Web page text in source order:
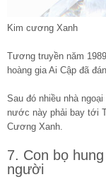
Kim cương Xanh
Tương truyền năm
hoàng gia Ai Cập đã
Sau đó nhiều nhà
nước này phải bay tới
Cương Xanh.
7. Con bọ
người